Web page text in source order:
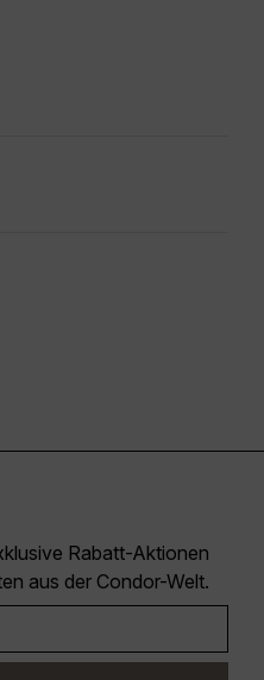
Rabatt-Aktionen
aus der Condor-Welt.